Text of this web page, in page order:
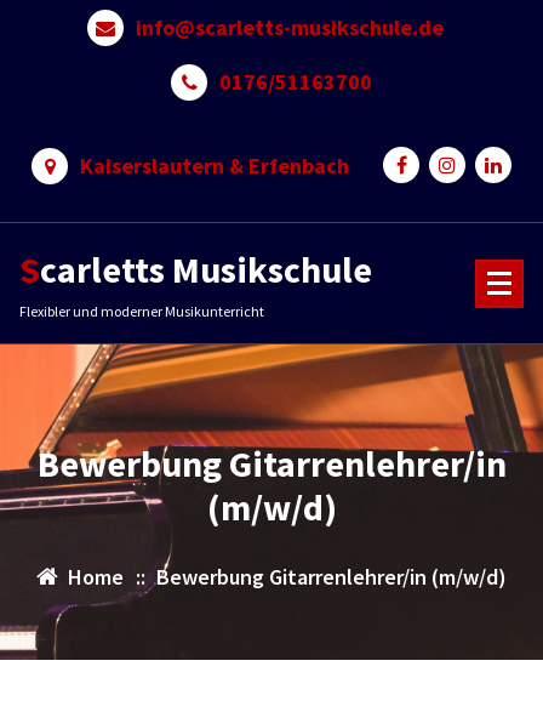
info@scarletts-musikschule.de
0176/51163700
Kaiserslautern & Erfenbach
Scarletts Musikschule
Flexibler und moderner Musikunterricht
Bewerbung Gitarrenlehrer/in
(m/w/d)
Home :: Bewerbung Gitarrenlehrer/in (m/w/d)